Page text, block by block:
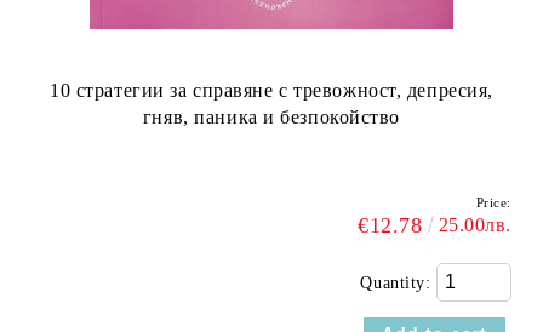
10 стратегии за справяне с тревожност, депресия,
гняв, паника и безпокойство
Price:
€12.78 25.00лв.
Quantity: